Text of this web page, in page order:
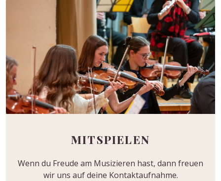
MITSPIELEN
Wenn du Freude am Musizieren hast, dann freuen
wir uns auf deine Kontaktaufnahme.